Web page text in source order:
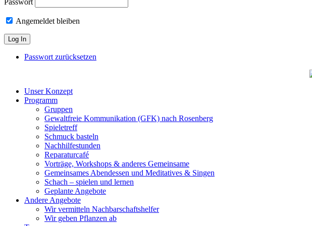
Passwort
Angemeldet bleiben
Passwort zurücksetzen
Unser Konzept
Programm
Gruppen
Gewaltfreie Kommunikation (GFK) nach Rosenberg
Spieletreff
Schmuck basteln
Nachhilfestunden
Reparaturcafé
Vorträge, Workshops & anderes Gemeinsame
Gemeinsames Abendessen und Meditatives & Singen
Schach – spielen und lernen
Geplante Angebote
Andere Angebote
Wir vermitteln Nachbarschaftshelfer
Wir geben Pflanzen ab